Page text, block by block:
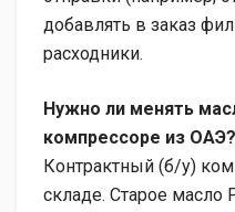
добавлять в заказ
расходники.
Нужно ли менять
компрессоре из ОАЭ?
Контрактный (б/у)
складе. Старое масло